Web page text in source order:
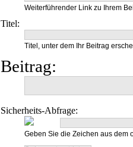
Weiterführender Link zu Ihrem
Titel:
Titel, unter dem Ihr Beitrag
Beitrag:
Sicherheits-Abfrage:
Geben Sie die Zeichen aus dem